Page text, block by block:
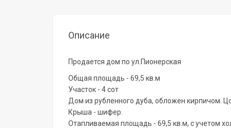
Описание
Продается дом по ул.Пионерская
Общая площадь - 69,5 кв.м
Участок - 4 сот
Дом из рубленного дуба, обложен кирпичом.
Крыша - шифер.
Отапливаемая площадь - 69,5 кв.м, с учетом